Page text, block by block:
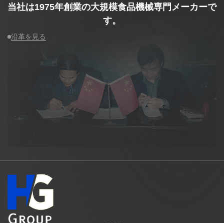
当社は1975年創業の大規模食品機械専門メーカーで
す。
沿革を見る